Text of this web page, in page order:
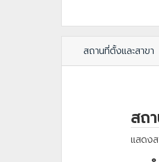
สถานที่ตั้งและสาขา
สถ
แสดง